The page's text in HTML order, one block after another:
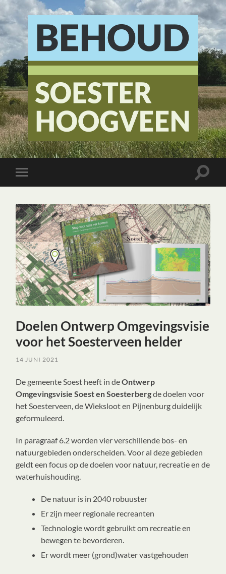
Stichting
Behoud
Soester
Toggle
mobiel
Toggle
Doelen Ontwerp Omgevingsvisie
voor het Soesterveen helder
14 JUNI 2021
De gemeente Soest heeft in deOntwerp
Omgevingsvisie Soest en Soesterbergde doelen voor
het Soesterveen, de Wieksloot en Pijnenburg duidelijk
geformuleerd.
In paragraaf 6.2 worden vier verschillende bos- en
natuurgebieden onderscheiden. Voor al deze gebieden
geldt een focus op de doelen voor natuur, recreatie en de
waterhuishouding.
De natuur is in 2040 robuuster
Er zijn meer regionale recreanten
Technologie wordt gebruikt om recreatie en
bewegen te bevorderen.
Er wordt meer (grond)water vastgehouden